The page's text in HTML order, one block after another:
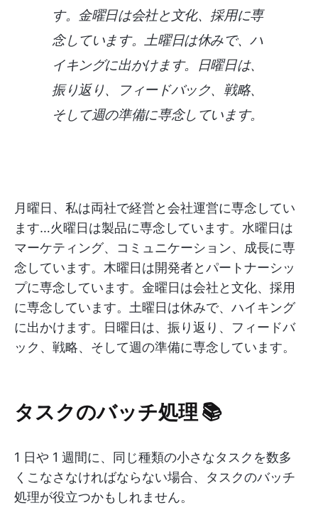
す。金曜日は会社と文化、採用に専
念しています。土曜日は休みで、ハ
イキングに出かけます。日曜日は、
振り返り、フィードバック、戦略、
そして週の準備に専念しています。
月曜日、私は両社で経営と会社運営に専念してい
ます…火曜日は製品に専念しています。水曜日は
マーケティング、コミュニケーション、成長に専
念しています。木曜日は開発者とパートナーシッ
プに専念しています。金曜日は会社と文化、採用
に専念しています。土曜日は休みで、ハイキング
に出かけます。日曜日は、振り返り、フィードバ
ック、戦略、そして週の準備に専念しています。
タスクのバッチ処理 📚
1 日や 1 週間に、同じ種類の小さなタスクを数多
くこなさなければならない場合、タスクのバッチ
処理が役立つかもしれません。